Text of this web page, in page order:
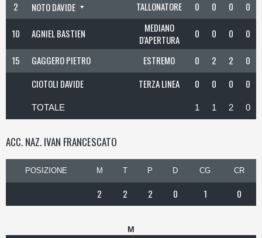
2
NOTO DAVIDE TALLONATORE 0 0 0 0
10 AGNIEL BASTIEN
MEDIANO
D'APERTURA
0 0 0 0
15 GAGGERO PIETRO ESTREMO 0 2 2
0
CIOTOLI DAVIDE
TERZA LINEA 0 0 0 0
TOTALE 1 1 2 0
ACC. NAZ. IVAN FRANCESCATO
POSIZIONE M T P D CG CR
2 2 2 0 1 0
M